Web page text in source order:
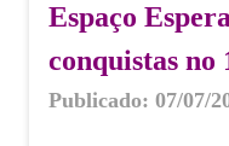
Espaço
conquistas no
Publicado: 07/07/